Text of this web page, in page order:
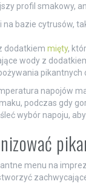
profil smakowy,
na bazie cytrusów,
dodatkiem mięty,
wody z
pikantnych
napojów
podczas gdy
wybór napoju,
menu na